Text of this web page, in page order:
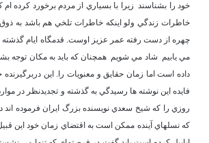
خود را بشناسند زيرا با بسياري از مردم برخورد كرده
خاطرات زندگي ولو اينكه خاطرات تلخي هم باشد به
چهره از دست رفته عمر عزيز اوست. قدمگاه ايام گذشته
مي يابيم شاد مي شويم همچنان كه بايد به مكان توجه
داده است اما زمان حقايق و معنويات را. اين
فايده اين نوشته ها رسيدگي به گذشته و تجديدنظر در
روزي را كه شيخ سعدي نويسنده بزرگ ايران فرموده اند
كه نسلهاي آينده ممكن است به اقتضاي زمان خود اين